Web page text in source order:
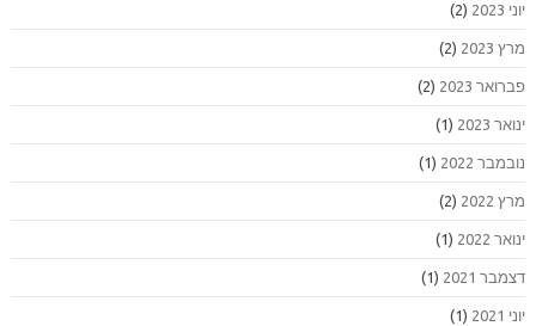
יוני 2023 (2)
מרץ 2023 (2)
פברואר 2023 (2)
ינואר 2023 (1)
נובמבר 2022 (1)
מרץ 2022 (2)
ינואר 2022 (1)
דצמבר 2021 (1)
יוני 2021 (1)